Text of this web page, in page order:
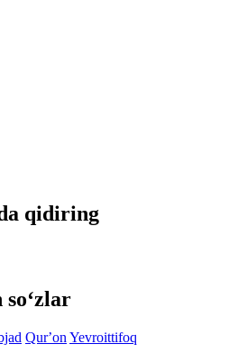
qidiring
Qurʼon Yevroittifoq